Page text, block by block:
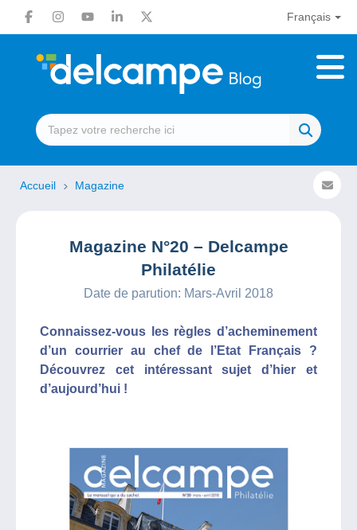
Français
Accueil Magazine
Magazine N°20 – Delcampe
Philatélie
Date de parution: Mars-Avril 2018
Connaissez-vous les règles d’acheminement
d’un courrier au chef de l’Etat Français ?
Découvrez cet intéressant sujet d’hier et
d’aujourd’hui !